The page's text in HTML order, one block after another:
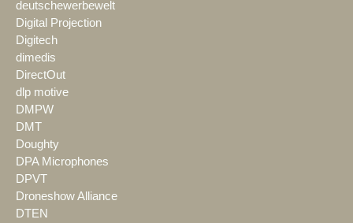
deutschewerbewelt
Digital Projection
Digitech
dimedis
DirectOut
dlp motive
DMPW
DMT
Doughty
DPA Microphones
DPVT
Droneshow Alliance
DTEN